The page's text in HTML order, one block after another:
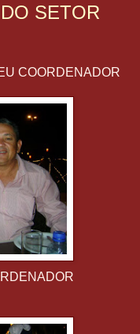
SETOR
COORDENADOR